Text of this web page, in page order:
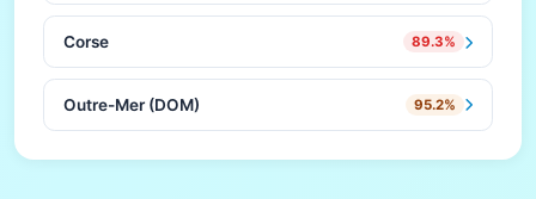
Corse 89.3%
Outre-Mer (DOM) 95.2%